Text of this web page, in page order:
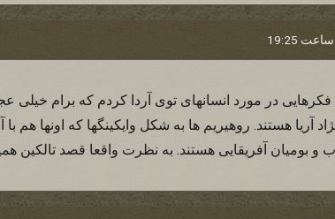
در مورد انسانهای توی آردا کردم که برام خیلی
آریا هستند. روهیریم ها به شکل وایکینگها که اونها هم با
و بومیان آفریقایی هستند. به نظرت واقعا قصد تالکین